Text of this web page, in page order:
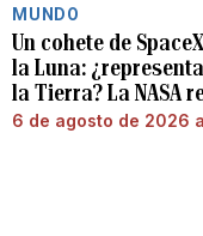
MUNDO
Un cohete de
la Luna:
la Tierra? La NASA
6 de agosto de 2026